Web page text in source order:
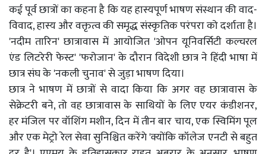
कई पूर्व छात्रों का कहना है कि यह हास्यपूर्ण भाषण संस्थान की वाद-
विवाद, हास्य और वक्तृत्व की समृद्ध संस्कृतिक परंपरा को दर्शाता है।
'नदीम तारिन' छात्रावास में आयोजित 'ओपन यूनिवर्सिटी कल्चरल
एंड लिटरेरी फेस्ट' 'फरोजान' के दौरान विदेशी छात्र ने हिंदी भाषा में
छात्र संघ के 'नकली चुनाव' से जुड़ा भाषण दिया।
छात्र ने भाषण में छात्रों से वादा किया कि अगर वह छात्रावास के
सेक्रेटरी बने, तो वह छात्रावास के साथियों के लिए एयर कंडीशनर,
हर मंजिल पर वॉशिंग मशीन, दिन में तीन बार चाय, एक स्विमिंग पूल
और एक मेट्रो रेल सेवा सुनिश्चित करेंगे 'क्योंकि कॉलेज एनटी से बहुत